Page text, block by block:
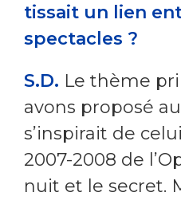
tissait un lien
spectacles ?
S.D. Le thème
avons proposé
s’inspirait de
2007-2008 de
nuit et le secret.